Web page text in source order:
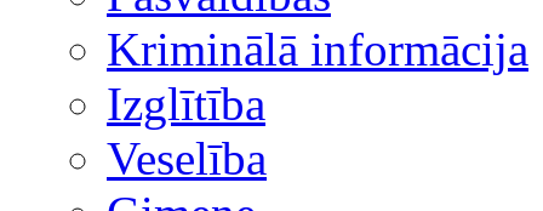
Kriminālā informācija
Izglītība
Veselība